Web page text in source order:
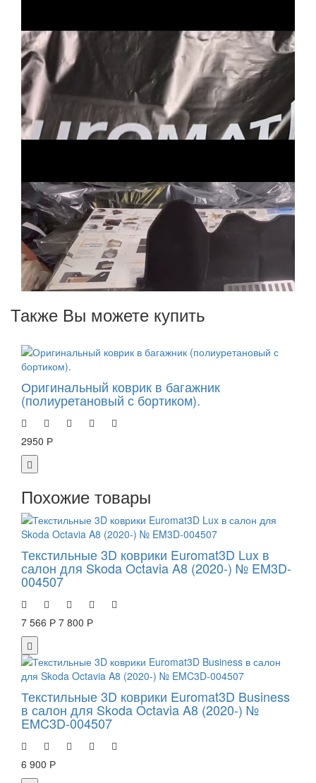
Также Вы можете купить
Оригинальный коврик в багажник
(полиуретановый с бортиком).
2950 Р
Похожие товары
Текстильные 3D коврики Euromat3D Lux в
салон для Skoda Octavia A8 (2020-) № EM3D-
004507
7 566 Р 7 800 Р
Текстильные 3D коврики Euromat3D Business
в салон для Skoda Octavia A8 (2020-) №
EMC3D-004507
6 900 Р